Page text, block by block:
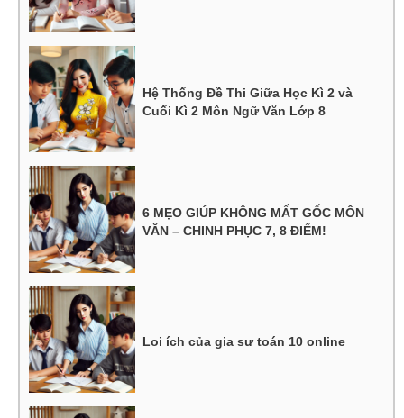
Hệ Thống Đề Thi Giữa Học Kì 2 và
Cuối Kì 2 Môn Ngữ Văn Lớp 8
6 MẸO GIÚP KHÔNG MẤT GỐC MÔN
VĂN – CHINH PHỤC 7, 8 ĐIỂM!
Loi ích của gia sư toán 10 online